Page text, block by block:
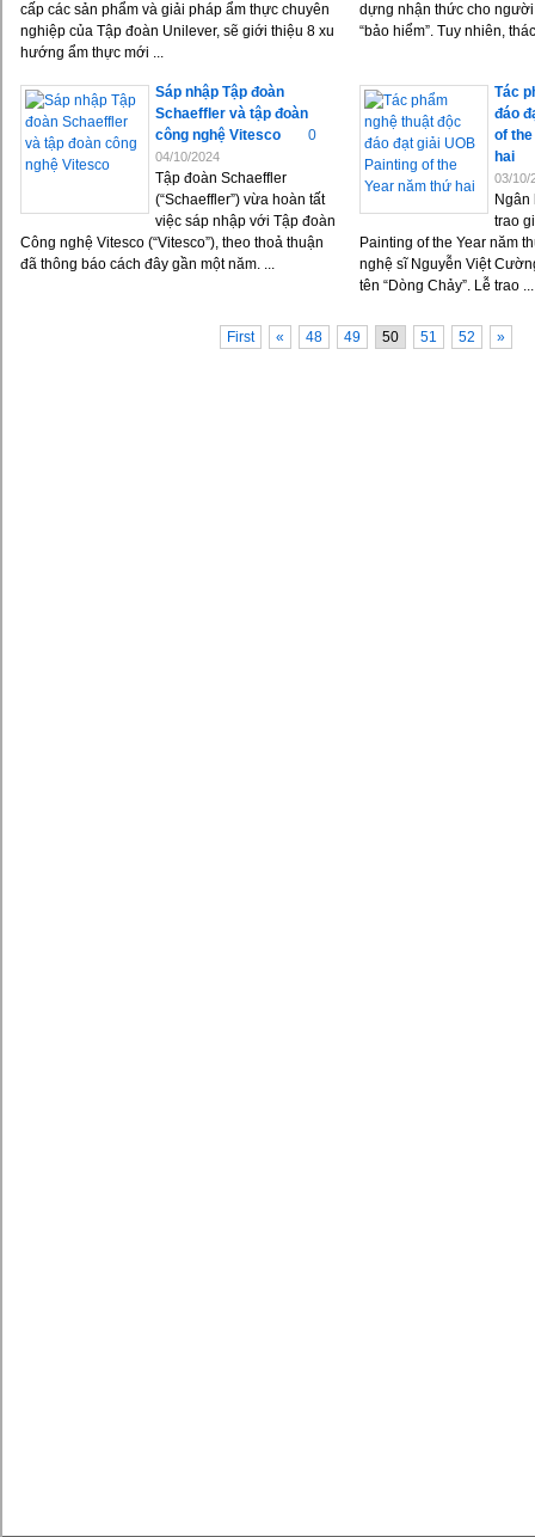
cấp các sản phẩm và giải pháp ẩm thực chuyên
nghiệp của Tập đoàn Unilever, sẽ giới thiệu 8 xu
hướng ẩm thực mới ...
dựng nhận thức cho
“bảo hiểm”. Tuy nhiên,
Sáp nhập Tập đoàn
Schaeffler và tập đoàn
công nghệ Vitesco
0
04/10/2024
Tập đoàn Schaeffler
(“Schaeffler”) vừa hoàn tất
việc sáp nhập với Tập đoàn
Công nghệ Vitesco (“Vitesco”), theo thoả thuận
đã thông báo cách đây gần một năm. ...
Tác
đáo
of
hai
03/10/
Ngân
trao
Painting of the Year năm
nghệ sĩ Nguyễn Việt
tên “Dòng Chảy”. Lễ trao ...
First « 48 49 50 51 52 »